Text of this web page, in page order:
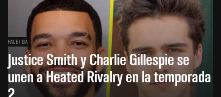
HACE 1 DÍA
Justice Smith y Charlie Gillespie se
unen a Heated Rivalry en la temporada